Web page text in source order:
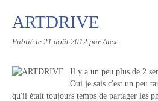
ARTDRIVE
Publié le 21 août 2012 par Alex
Il y a un peu plus de 2
Oui je sais c'est un peu
qu'il était toujours temps de partager les